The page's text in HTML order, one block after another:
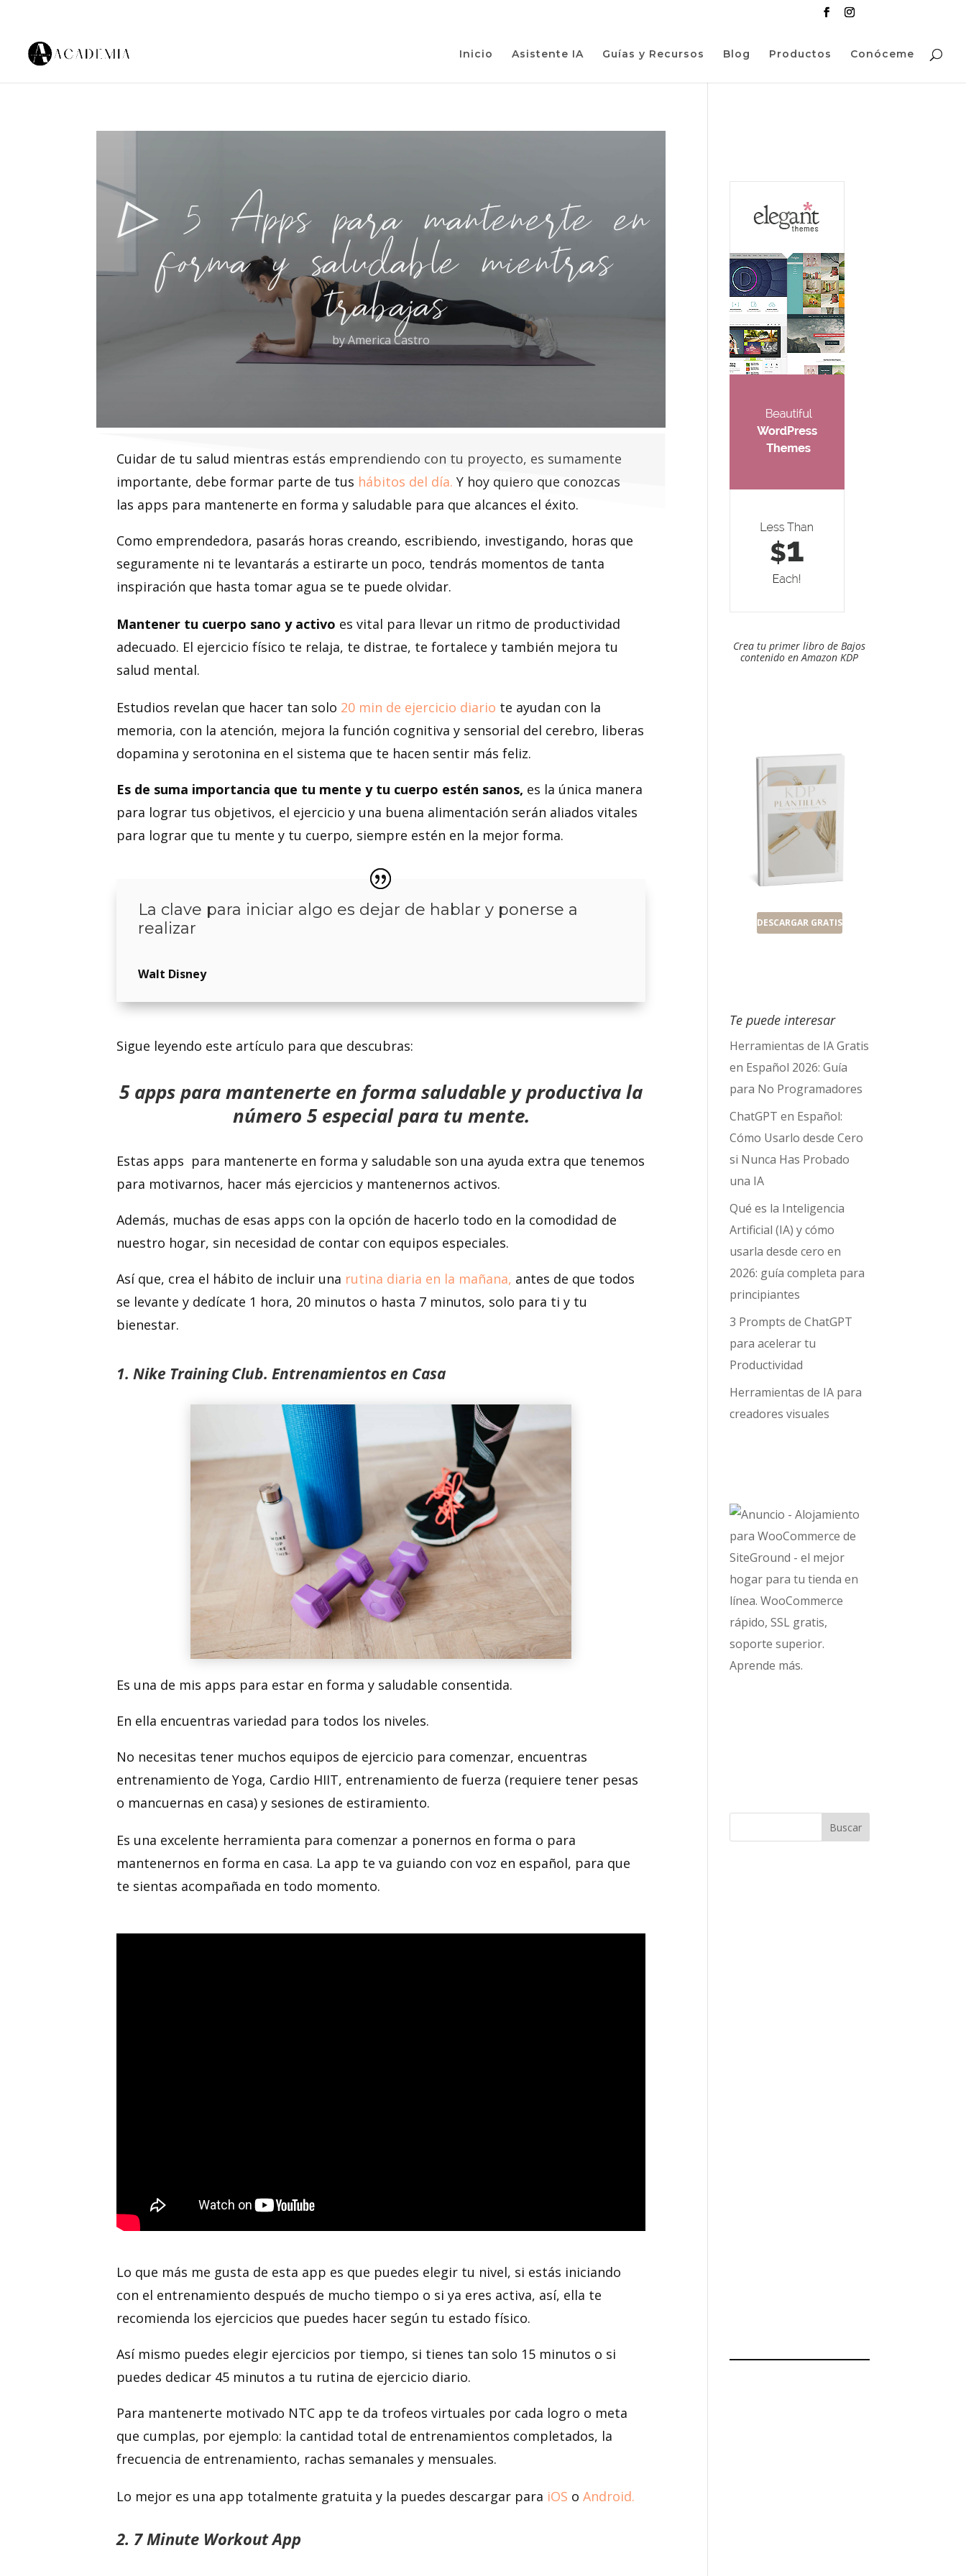
Inicio Asistente IA Guías y Recursos Blog Productos Conóceme
▷ 5 Apps para mantenerte en
forma y saludable mientras
trabajas
byAmerica Castro
Cuidar de tu salud mientras estás emprendiendo con tu proyecto, es sumamente
importante, debe formar parte de tus hábitos del día. Y hoy quiero que conozcas
las apps para mantenerte en forma y saludable para que alcances el éxito.
Como emprendedora, pasarás horas creando, escribiendo, investigando, horas que
seguramente ni te levantarás a estirarte un poco, tendrás momentos de tanta
inspiración que hasta tomar agua se te puede olvidar.
Mantener tu cuerpo sano y activo es vital para llevar un ritmo de productividad
adecuado. El ejercicio físico te relaja, te distrae, te fortalece y también mejora tu
salud mental.
Estudios revelan que hacer tan solo 20 min de ejercicio diario te ayudan con la
memoria, con la atención, mejora la función cognitiva y sensorial del cerebro, liberas
dopamina y serotonina en el sistema que te hacen sentir más feliz.
Es de suma importancia que tu mente y tu cuerpo estén sanos, es la única manera
para lograr tus objetivos, el ejercicio y una buena alimentación serán aliados vitales
para lograr que tu mente y tu cuerpo, siempre estén en la mejor forma.
La clave para iniciar algo es dejar de hablar y ponerse a
realizar
Walt Disney
Sigue leyendo este artículo para que descubras:
5 apps para mantenerte en forma saludable y productiva la
número 5 especial para tu mente.
Estas apps para mantenerte en forma y saludable son una ayuda extra que tenemos
para motivarnos, hacer más ejercicios y mantenernos activos.
Además, muchas de esas apps con la opción de hacerlo todo en la comodidad de
nuestro hogar, sin necesidad de contar con equipos especiales.
Así que, crea el hábito de incluir una rutina diaria en la mañana, antes de que todos
se levante y dedícate 1 hora, 20 minutos o hasta 7 minutos, solo para ti y tu
bienestar.
1. Nike Training Club. Entrenamientos en Casa
Es una de mis apps para estar en forma y saludable consentida.
En ella encuentras variedad para todos los niveles.
No necesitas tener muchos equipos de ejercicio para comenzar, encuentras
entrenamiento de Yoga, Cardio HIIT, entrenamiento de fuerza (requiere tener pesas
o mancuernas en casa) y sesiones de estiramiento.
Es una excelente herramienta para comenzar a ponernos en forma o para
mantenernos en forma en casa. La app te va guiando con voz en español, para que
te sientas acompañada en todo momento.
Lo que más me gusta de esta app es que puedes elegir tu nivel, si estás iniciando
con el entrenamiento después de mucho tiempo o si ya eres activa, así, ella te
recomienda los ejercicios que puedes hacer según tu estado físico.
Así mismo puedes elegir ejercicios por tiempo, si tienes tan solo 15 minutos o si
puedes dedicar 45 minutos a tu rutina de ejercicio diario.
Para mantenerte motivado NTC app te da trofeos virtuales por cada logro o meta
que cumplas, por ejemplo: la cantidad total de entrenamientos completados, la
frecuencia de entrenamiento, rachas semanales y mensuales.
Lo mejor es una app totalmente gratuita y la puedes descargar para iOS oAndroid.
2. 7 Minute Workout App
Crea tu primer libro de Bajos
contenido en Amazon KDP
DESCARGAR GRATIS
Te puede interesar
Herramientas de IA Gratis
en Español 2026: Guía
para No Programadores
ChatGPT en Español:
Cómo Usarlo desde Cero
si Nunca Has Probado
una IA
Qué es la Inteligencia
Artificial (IA) y cómo
usarla desde cero en
2026: guía completa para
principiantes
3 Prompts de ChatGPT
para acelerar tu
Productividad
Herramientas de IA para
creadores visuales